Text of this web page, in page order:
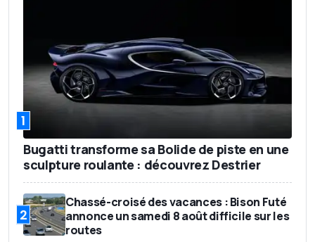
1
Bugatti transforme sa Bolide de piste en une
sculpture roulante : découvrez Destrier
2
Chassé-croisé des vacances : Bison Futé
annonce un samedi 8 août difficile sur les
routes